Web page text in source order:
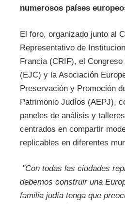
numerosos países
El foro, organizado junto al
Representativo de
Francia (CRIF), el
(EJC) y la Asociación
Preservación y Promoción
Patrimonio Judíos (AEPJ),
paneles de análisis y
centrados en compartir
replicables en diferentes
"Con todas las ciudades
debemos construir una
familia judía tenga que